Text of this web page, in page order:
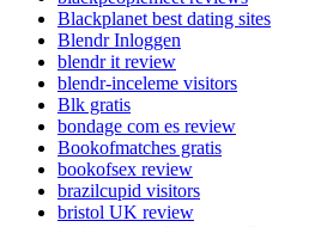
Blackplanet best dating sites
Blendr Inloggen
blendr it review
blendr-inceleme visitors
Blk gratis
bondage com es review
Bookofmatches gratis
bookofsex review
brazilcupid visitors
bristol UK review